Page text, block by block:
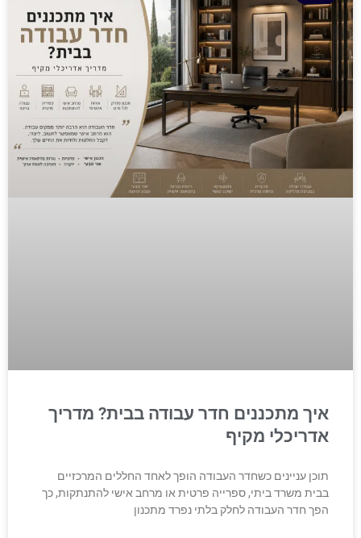
איך מתכננים חדר עבודה בבית? מדריך
אדריכלי מקיף
תוכן עניינים כשחדר העבודה הופך לאחד החללים המרכזיים
בבית משרד ביתי, ספרייה פרטית או מרחב אישי להתנתקות, כך
הפך חדר העבודה לחלק בלתי נפרד מתכנון